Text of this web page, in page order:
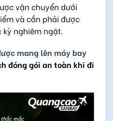
vận chuyển dưới
và cần phải được
nghiêm ngặt.
mang lên máy bay
đóng gói an toàn khi đi